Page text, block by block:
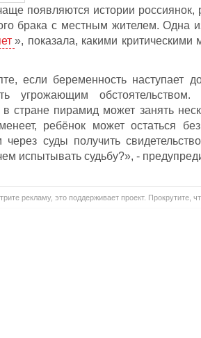
появляются истории
брака с местным жителем. Одна
», показала, какими критическими
если беременность наступает
угрожающим обстоятельством.
стране пирамид может занять
ребёнок может остаться
суды получить
испытывать судьбу?», -
рекламу, это поддерживает проект. Прокрутите,